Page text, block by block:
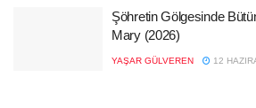
Şöhretin Gölgesinde
Mary (2026)
YAŞAR GÜLVEREN 12